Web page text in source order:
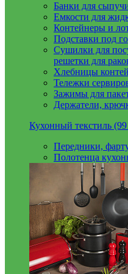
Банки для
Емкости для
Контейнеры и
Подставки под
Сушилки для
решетки для
Хлебницы
Тележки
Зажимы для
Держатели,
Кухонный текстиль
Передники,
Полотенца